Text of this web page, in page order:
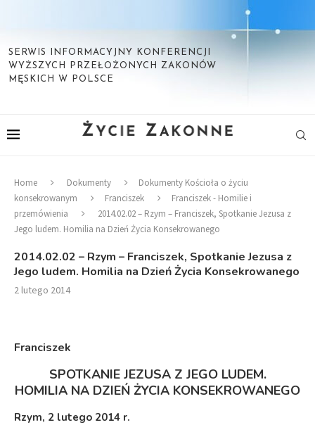
SERWIS INFORMACYJNY KONFERENCJI
WYŻSZYCH PRZEŁOŻONYCH ZAKONÓW
MĘSKICH W POLSCE
Home Dokumenty
Dokumenty Kościoła o życiu
konsekrowanym
Franciszek
Franciszek - Homilie i
przemówienia
2014.02.02 – Rzym – Franciszek, Spotkanie Jezusa z
Jego ludem. Homilia na Dzień Życia Konsekrowanego
2014.02.02 – Rzym – Franciszek, Spotkanie Jezusa z
Jego ludem. Homilia na Dzień Życia Konsekrowanego
2 lutego 2014
Franciszek
SPOTKANIE JEZUSA Z JEGO LUDEM.
HOMILIA NA DZIEŃ ŻYCIA KONSEKROWANEGO
Rzym, 2 lutego 2014 r.